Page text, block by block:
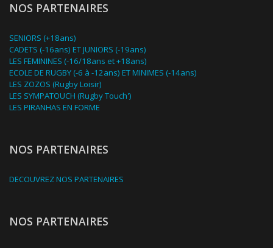
NOS PARTENAIRES
SENIORS (+18ans)
CADETS (-16ans) ET JUNIORS (-19ans)
LES FEMININES (-16/18ans et +18ans)
ECOLE DE RUGBY (-6 à -12ans) ET MINIMES (-14ans)
LES ZOZOS (Rugby Loisir)
LES SYMPATOUCH (Rugby Touch')
LES PIRANHAS EN FORME
NOS PARTENAIRES
DECOUVREZ NOS PARTENAIRES
NOS PARTENAIRES